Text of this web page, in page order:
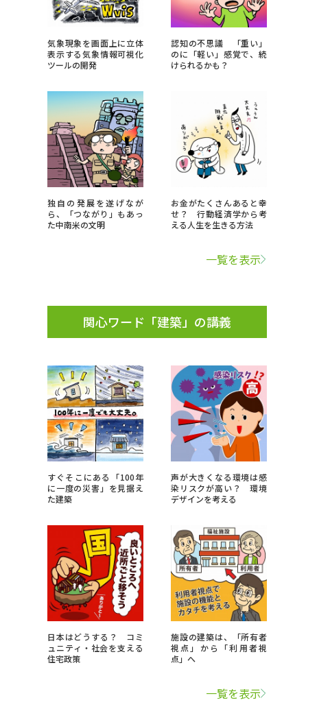
る
・グローバルに強い大学特集
待生制度特集
デジタルパンフレット
ページ（高3生用）
）
る
グラムから探す
資料検索
よう
先輩が入学を決めた理由
活お役立ちガイド
学問検索
学問の教科書 夢ナビライブ
このサイトについて
訂正のご案内
気象現象を画面上に立体
表示する気象情報可視化
ツールの開発
認知の不思議 「重い」
のに「軽い」感覚で、続
けられるかも？
独自の発展を遂げなが
ら、「つながり」もあっ
た中南米の文明
お金がたくさんあると幸
せ？ 行動経済学から考
える人生を生きる方法
一覧を表示
関心ワード「建築」の講義
すぐそこにある「100年
に一度の災害」を見据え
た建築
声が大きくなる環境は感
染リスクが高い？ 環境
デザインを考える
日本はどうする？ コミ
ュニティ・社会を支える
住宅政策
施設の建築は、「所有者
視点」から「利用者視
点」へ
一覧を表示